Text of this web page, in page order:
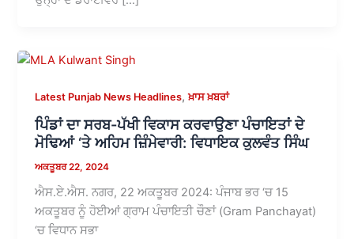
Latest Punjab News Headlines,ਖ਼ਾਸ ਖ਼ਬਰਾਂ
ਪਿੰਡਾਂ ਦਾ ਸਰਬ-ਪੱਖੀ ਵਿਕਾਸ ਕਰਵਾਉਣਾ ਪੰਚਾਇਤਾਂ ਦੇ
ਮੋਢਿਆਂ ‘ਤੇ ਅਹਿਮ ਜ਼ਿੰਮੇਵਾਰੀ: ਵਿਧਾਇਕ ਕੁਲਵੰਤ ਸਿੰਘ
ਅਕਤੂਬਰ 22, 2024
ਐਸ.ਏ.ਐਸ. ਨਗਰ, 22 ਅਕਤੂਬਰ 2024: ਪੰਜਾਬ ਭਰ ‘ਚ 15
ਅਕਤੂਬਰ ਨੂੰ ਹੋਈਆਂ ਗ੍ਰਾਮ ਪੰਚਾਇਤੀ ਚੌਣਾਂ (Gram Panchayat)
‘ਚ ਵਿਧਾਨ ਸਭਾ